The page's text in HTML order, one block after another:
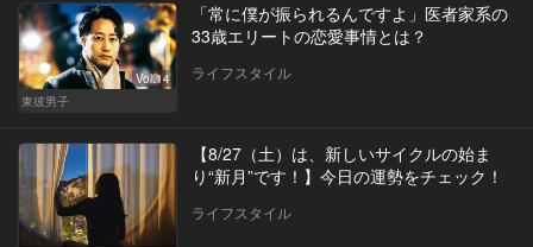
Vol.14
東彼男子
「常に僕が振られるんですよ」医者家系の
33歳エリートの恋愛事情とは？
ライフスタイル
【8/27（土）は、新しいサイクルの始ま
り“新月”です！】今日の運勢をチェック！
ライフスタイル